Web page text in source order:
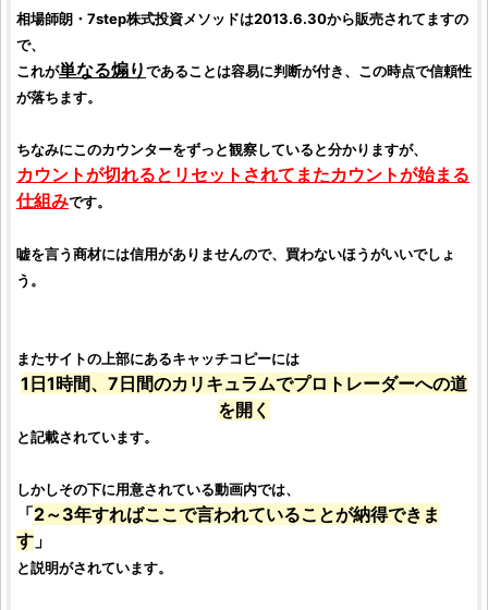
相場師朗・7step株式投資メソッドは2013.6.30から販売されてますの
で、
これが単なる煽りであることは容易に判断が付き、この時点で信頼性
が落ちます。
ちなみにこのカウンターをずっと観察していると分かりますが、
カウントが切れるとリセットされてまたカウントが始まる
仕組みです。
嘘を言う商材には信用がありませんので、買わないほうがいいでしょ
う。
またサイトの上部にあるキャッチコピーには
1日1時間、7日間のカリキュラムでプロトレーダーへの道
を開く
と記載されています。
しかしその下に用意されている動画内では、
「2～3年すればここで言われていることが納得できま
す 」
と説明がされています。